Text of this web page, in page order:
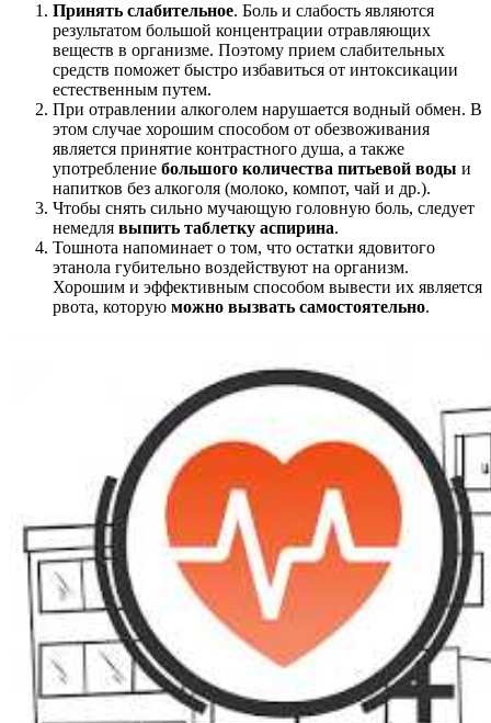
Принять слабительное. Боль и слабость являются
результатом большой концентрации отравляющих
веществ в организме. Поэтому прием слабительных
средств поможет быстро избавиться от интоксикации
естественным путем.
При отравлении алкоголем нарушается водный обмен. В
этом случае хорошим способом от обезвоживания
является принятие контрастного душа, а также
употребление большого количества питьевой воды и
напитков без алкоголя (молоко, компот, чай и др.).
Чтобы снять сильно мучающую головную боль, следует
немедля выпить таблетку аспирина.
Тошнота напоминает о том, что остатки ядовитого
этанола губительно воздействуют на организм.
Хорошим и эффективным способом вывести их является
рвота, которую можно вызвать самостоятельно.